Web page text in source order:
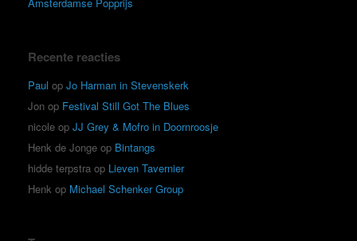
Recente reacties
Paul op Jo Harman in Stevenskerk
Jon op Festival Still Got The Blues
nicole op JJ Grey & Mofro in Doornroosje
Henk de Jonge op Bintangs
hidde terpstra op Lieven Tavernier
Henk op Michael Schenker Group